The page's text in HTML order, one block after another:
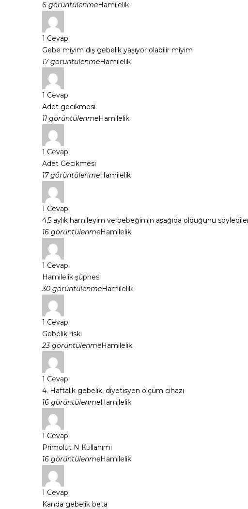
6 görüntülenmeHamilelik
1 Cevap
Gebe miyim dış gebelik yaşıyor olabilir miyim
17 görüntülenmeHamilelik
1 Cevap
Adet gecikmesi
11 görüntülenmeHamilelik
1 Cevap
Adet Gecikmesi
17 görüntülenmeHamilelik
1 Cevap
4,5 aylık hamileyim ve bebeğimin aşağıda olduğunu
16 görüntülenmeHamilelik
1 Cevap
Hamilelik şüphesi
30 görüntülenmeHamilelik
1 Cevap
Gebelik riski
23 görüntülenmeHamilelik
1 Cevap
4. Haftalık gebelik, diyetisyen ölçüm cihazı
16 görüntülenmeHamilelik
1 Cevap
Primolut N Kullanımı
16 görüntülenmeHamilelik
1 Cevap
Kanda gebelik beta